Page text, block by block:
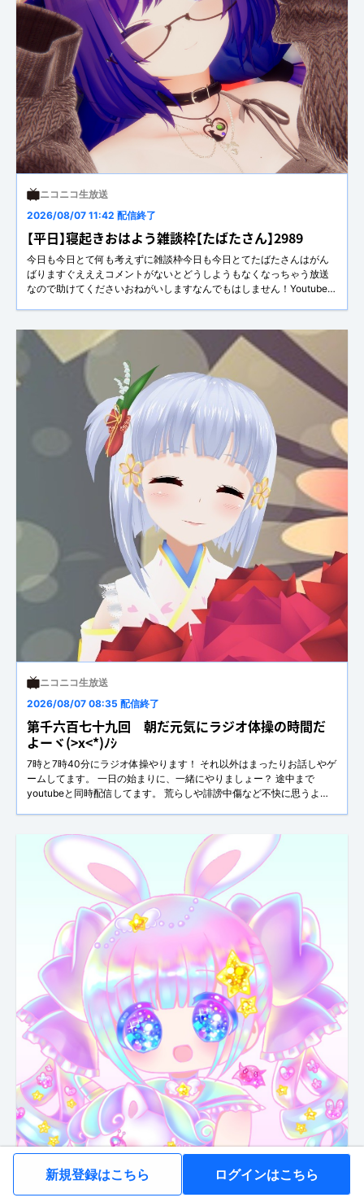
新規登録はこちら ログインはこちら
ニコニコ生放送
2026/08/07 11:42 配信終了
【平日】寝起きおはよう雑談枠【たばたさん】2989
今日も今日とて何も考えずに雑談枠今日も今日とてたばたさんはがん
ばりますぐえええコメントがないとどうしようもなくなっちゃう放送
なので助けてくださいおねがいしますなんでもはしません！Youtube⇒
ニコニコ生放送
2026/08/07 08:35 配信終了
第千六百七十九回 朝だ元気にラジオ体操の時間だ
よーヾ(>x<*)ﾉｼ
7時と7時40分にラジオ体操やります！ それ以外はまったりお話しやゲ
ームしてます。 一日の始まりに、一緒にやりましょー？ 途中まで
youtubeと同時配信してます。 荒らしや誹謗中傷など不快に思うよう